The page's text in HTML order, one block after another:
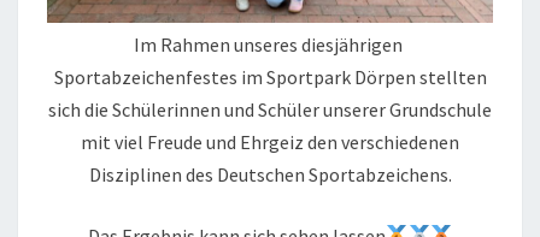
Im Rahmen unseres diesjährigen
Sportabzeichenfestes im Sportpark Dörpen stellten
sich die Schülerinnen und Schüler unserer Grundschule
mit viel Freude und Ehrgeiz den verschiedenen
Disziplinen des Deutschen Sportabzeichens.